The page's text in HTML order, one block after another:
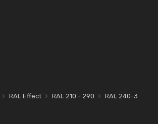
RAL Effect RAL 210 - 290 RAL 240-3